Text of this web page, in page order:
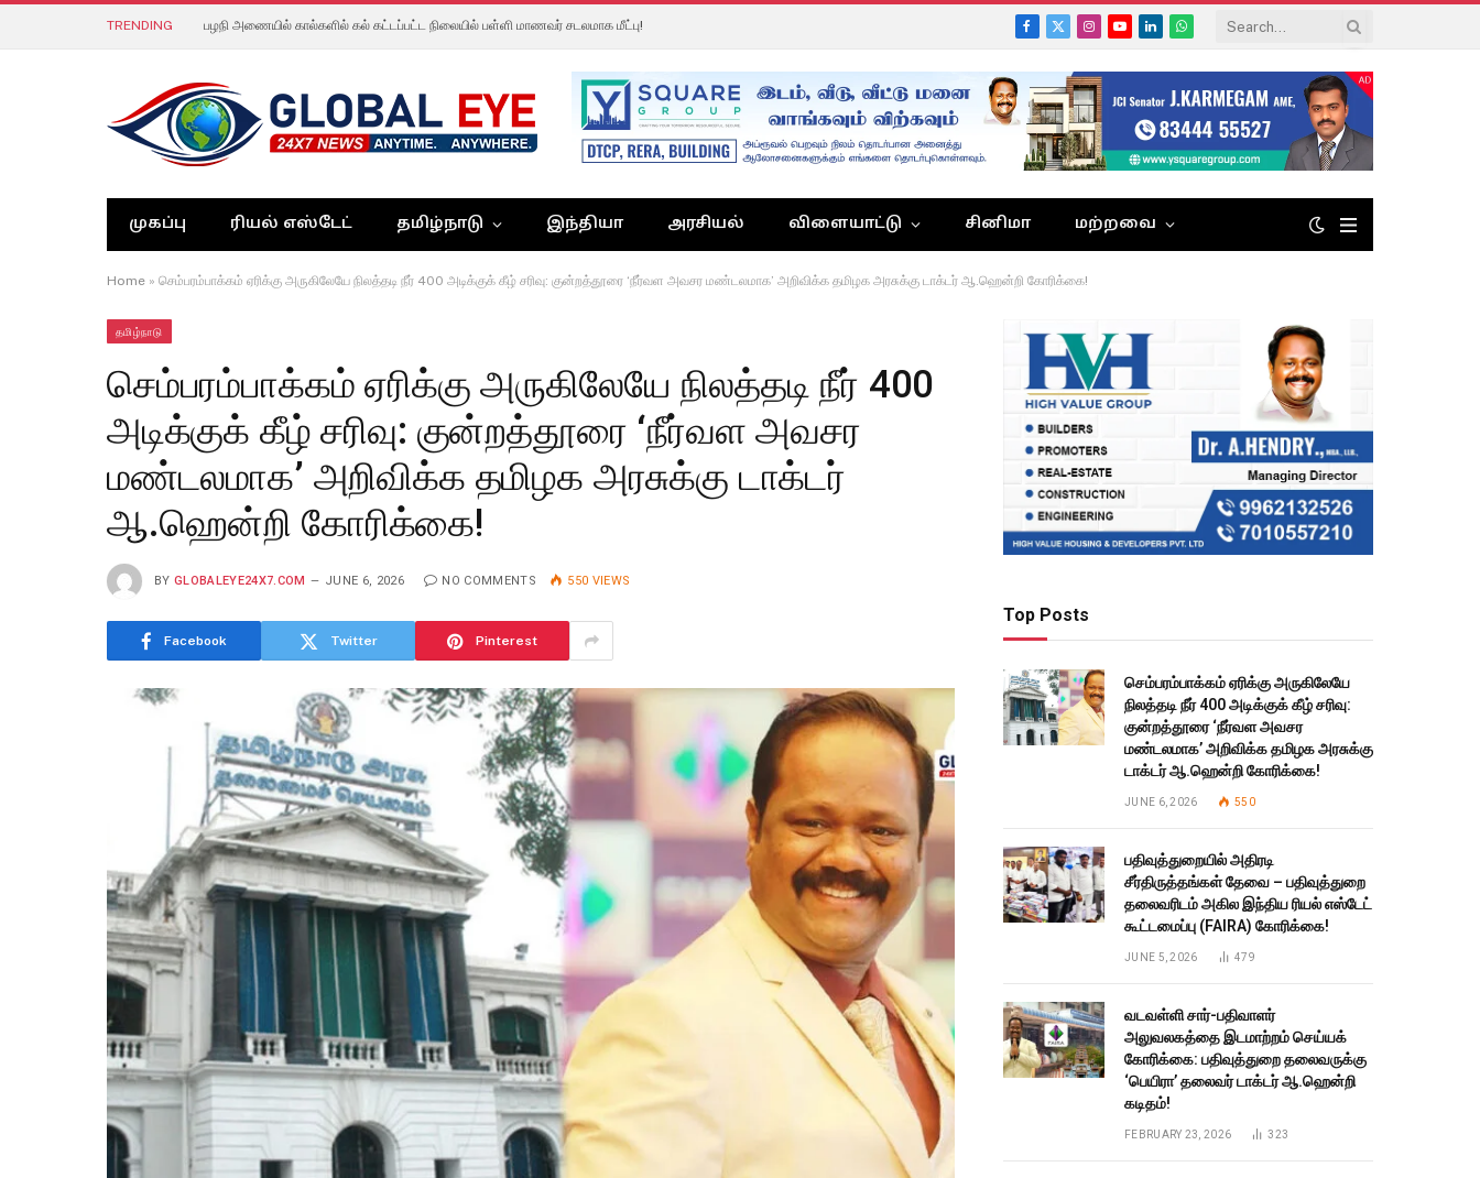
TRENDING பழநி அணையில் கால்களில் கல் கட்டப்பட்ட நிலையில் பள்ளி மாணவர் சடலமாக மீட்பு!
Facebook
X
Instagram
YouTube
LinkedInWhatsApp
முகப்பு ரியல் எஸ்டேட் தமிழ்நாடு இந்தியா அரசியல் விளையாட்டு சினிமா மற்றவை
Home » செம்பரம்பாக்கம் ஏரிக்கு அருகிலேயே நிலத்தடி நீர் 400 அடிக்குக் கீழ் சரிவு: குன்றத்தூரை ‘நீர்வள அவசர மண்டலமாக’ அறிவிக்க தமிழக அரசுக்கு டாக்டர் ஆ.ஹென்றி கோரிக்கை!
தமிழ்நாடு
செம்பரம்பாக்கம் ஏரிக்கு அருகிலேயே நிலத்தடி நீர் 400
அடிக்குக் கீழ் சரிவு: குன்றத்தூரை ‘நீர்வள அவசர
மண்டலமாக’ அறிவிக்க தமிழக அரசுக்கு டாக்டர்
ஆ.ஹென்றி கோரிக்கை!
BY GLOBALEYE24X7.COM JUNE 6, 2026 NO COMMENTS 550 VIEWS
Facebook Twitter Pinterest
Top Posts
செம்பரம்பாக்கம் ஏரிக்கு அருகிலேயே
நிலத்தடி நீர் 400 அடிக்குக் கீழ் சரிவு:
குன்றத்தூரை ‘நீர்வள அவசர
மண்டலமாக’ அறிவிக்க தமிழக அரசுக்கு
டாக்டர் ஆ.ஹென்றி கோரிக்கை!
JUNE 6, 2026 550
பதிவுத்துறையில் அதிரடி
சீர்திருத்தங்கள் தேவை – பதிவுத்துறை
தலைவரிடம் அகில இந்திய ரியல் எஸ்டேட்
கூட்டமைப்பு (FAIRA) கோரிக்கை!
JUNE 5, 2026 479
வடவள்ளி சார்-பதிவாளர்
அலுவலகத்தை இடமாற்றம் செய்யக்
கோரிக்கை: பதிவுத்துறை தலைவருக்கு
‘பெயிரா’ தலைவர் டாக்டர் ஆ.ஹென்றி
கடிதம்!
FEBRUARY 23, 2026 323